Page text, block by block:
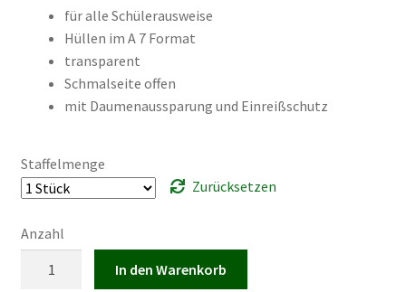
für alle Schülerausweise
Hüllen im A 7 Format
transparent
Schmalseite offen
mit Daumenaussparung und Einreißschutz
Staffelmenge
Zurücksetzen
Anzahl
In den Warenkorb